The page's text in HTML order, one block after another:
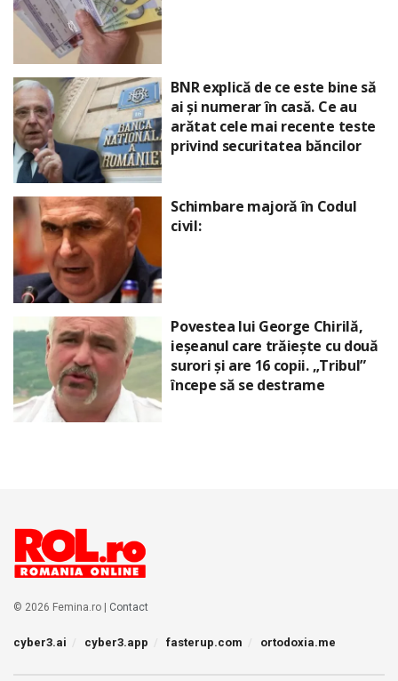
BNR explică de ce este bine să
ai și numerar în casă. Ce au
arătat cele mai recente teste
privind securitatea băncilor
Schimbare majoră în Codul
civil:
Povestea lui George Chirilă,
ieșeanul care trăiește cu două
surori și are 16 copii. „Tribul”
începe să se destrame
© 2026 Femina.ro | Contact
cyber3.ai cyber3.app fasterup.com ortodoxia.me